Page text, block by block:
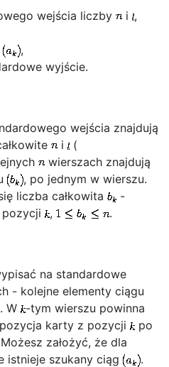
wejścia liczby
i ,
,
wyjście.
wejścia znajdują
i
(
wierszach znajdują
, po jednym w wierszu.
liczba całkowita
-
, .
na standardowe
- kolejne elementy ciągu
W
-tym wierszu powinna
karty z pozycji
po
założyć, że dla
istnieje szukany ciąg
.